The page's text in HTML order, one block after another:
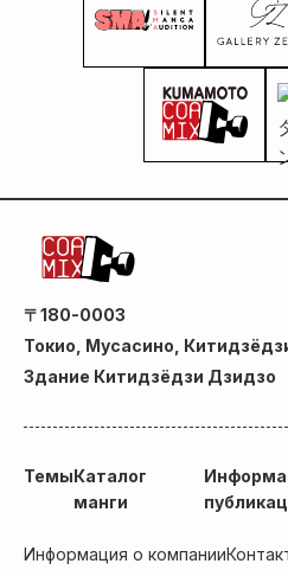
〒180-0003
Токио, Мусасино,
Здание Китидзёдзи Дзидзо
ТемыКаталог
манги
Информация о компании